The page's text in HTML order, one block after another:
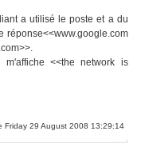
a utilisé le poste et a du
réponse<<www.google.com
<<the network is
Friday 29 August 2008 13:29:14